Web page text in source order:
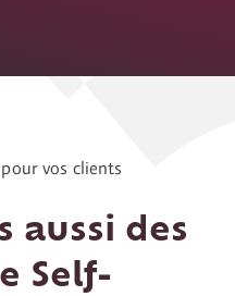
vos clients
aussi des
Self-